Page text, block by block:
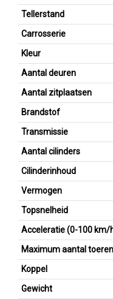
Tellerstand
Carrosserie
Kleur
Aantal deuren
Aantal zitplaatsen
Brandstof
Transmissie
Aantal cilinders
Cilinderinhoud
Vermogen
Topsnelheid
Acceleratie (0-100 km/
Maximum aantal
Koppel
Gewicht